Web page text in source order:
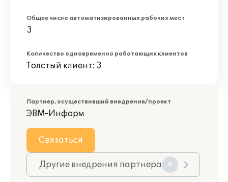
Общее число автоматизированных рабочих мест
3
Количество одновременно работающих клиентов
Толстый клиент: 3
Партнер, осуществивший внедрение/проект
ЭВМ-Информ
Связаться
Другие внедрения партнера 6